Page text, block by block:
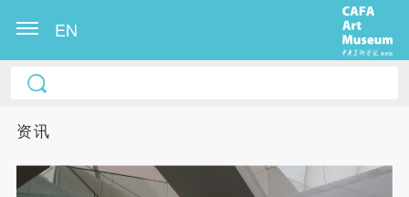
EN
资讯
中央美术学院美术馆出版授权协议书
称“CAFAM”），愿意将本人参与中央美术学院美术馆
动）的涉及本人的图像、照片、文字、著作、活动成
中央美术学院美术馆出版授权协议书
称“CAFAM”），愿意将本人参与中央美术学院美术馆
动）的涉及本人的图像、照片、文字、著作、活动成
中央美术学院美术馆出版授权协议书
称“CAFAM”），愿意将本人参与中央美术学院美术馆
动）的涉及本人的图像、照片、文字、著作、活动成